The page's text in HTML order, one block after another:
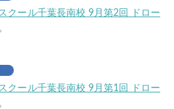
クール千葉長南校 9月第2回 ドロー
クール千葉長南校 9月第1回 ドロー